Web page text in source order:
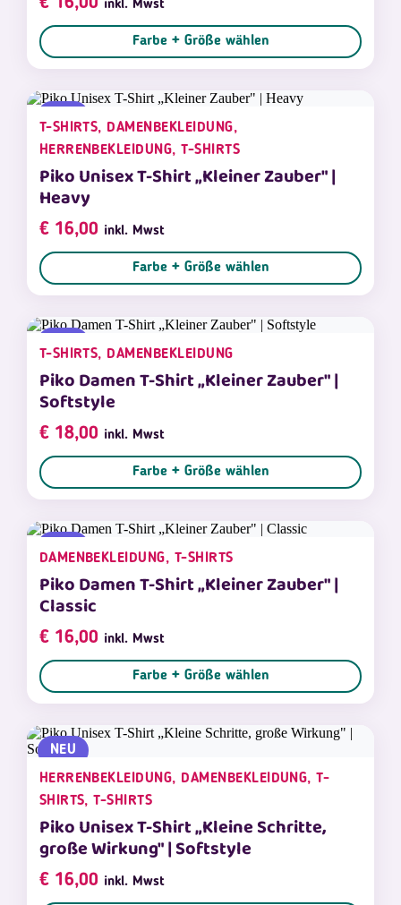
€16,00 inkl. Mwst
Farbe + Größe wählen
T-SHIRTS, DAMENBEKLEIDUNG,
HERRENBEKLEIDUNG, T-SHIRTS
Piko Unisex T-Shirt „Kleiner Zauber" |
Heavy
€16,00 inkl. Mwst
Farbe + Größe wählen
T-SHIRTS, DAMENBEKLEIDUNG
Piko Damen T-Shirt „Kleiner Zauber" |
Softstyle
€18,00 inkl. Mwst
Farbe + Größe wählen
DAMENBEKLEIDUNG, T-SHIRTS
Piko Damen T-Shirt „Kleiner Zauber" |
Classic
€16,00 inkl. Mwst
Farbe + Größe wählen
NEU
HERRENBEKLEIDUNG, DAMENBEKLEIDUNG, T-
SHIRTS, T-SHIRTS
Piko Unisex T-Shirt „Kleine Schritte,
große Wirkung" | Softstyle
€16,00 inkl. Mwst